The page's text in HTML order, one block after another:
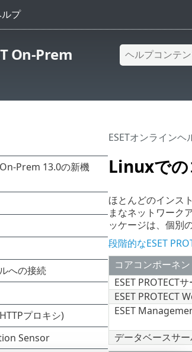
On-Prem
Linuxでの
ESETオンラインヘ
ほとんどのインス
まなネットワーク
ッケージは、個別
段階的なESET
コアコンポーネン
ESET PROTECT
ESET PROTECT
ESET
データベースサ